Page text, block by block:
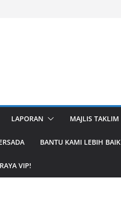
Vila Inti
Santri
Inti Persada
Vila Inti
LAPORAN MAJLIS TAKLIM
BANTU KAMI LEBIH BAIK
VIP!